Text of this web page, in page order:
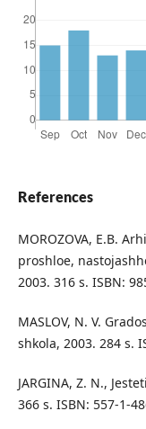
References
MOROZOVA, E.B.
proshloe,
2003. 316 s. ISBN:
MASLOV, N. V.
shkola, 2003. 284 s.
JARGINA, Z. N.,
366 s. ISBN: 557-1-